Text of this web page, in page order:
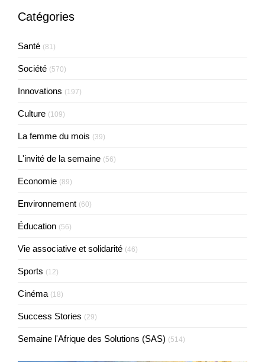
Catégories
Santé (81)
Société (570)
Innovations (197)
Culture (109)
La femme du mois (39)
L'invité de la semaine (56)
Economie (89)
Environnement (60)
Éducation (56)
Vie associative et solidarité (46)
Sports (12)
Cinéma (18)
Success Stories (29)
Semaine l'Afrique des Solutions (SAS) (514)